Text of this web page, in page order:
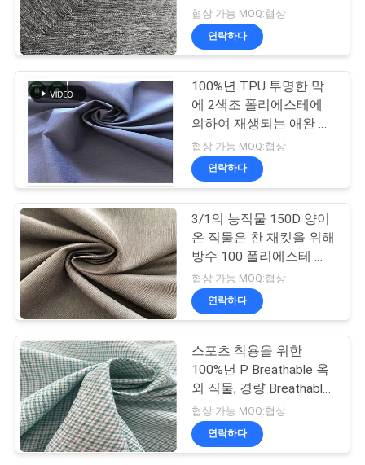
경
우
COMPANY
NEWS
사
이
트
맵
PRIVACY
POLICY
하여 퇴색합니다
협상 가능 MOQ:협상
연락하다
100%년 TPU 투명한 막
에 2색조 폴리에스테에
의하여 재생되는 애완 동
물 직물
협상 가능 MOQ:협상
연락하다
3/1의 능직물 150D 양이
온 직물은 찬 재킷을 위해
방수 100 폴리에스테 직
물을 입혔습니다
협상 가능 MOQ:협상
연락하다
스포츠 착용을 위한
100%년 P Breathable 옥
외 직물, 경량 Breathable
직물
협상 가능 MOQ:협상
연락하다